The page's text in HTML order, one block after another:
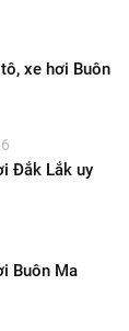
tô, xe hơi Buôn
Đắk Lắk uy
Buôn Ma